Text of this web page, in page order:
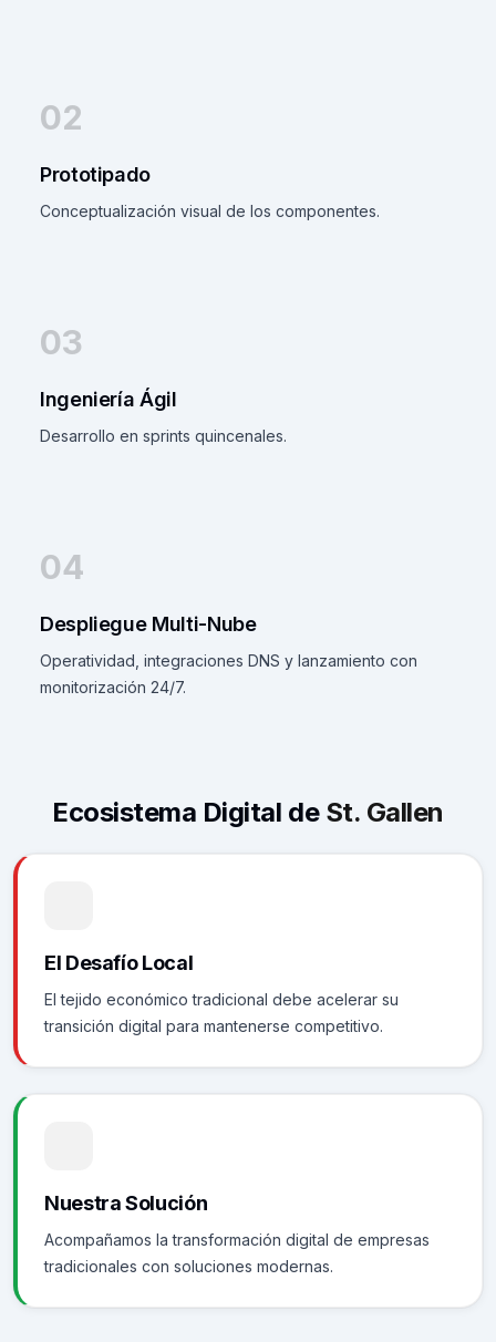
02
Prototipado
Conceptualización visual de los componentes.
03
Ingeniería Ágil
Desarrollo en sprints quincenales.
04
Despliegue Multi-Nube
Operatividad, integraciones DNS y lanzamiento con
monitorización 24/7.
Ecosistema Digital de St. Gallen
El Desafío Local
El tejido económico tradicional debe acelerar su
transición digital para mantenerse competitivo.
Nuestra Solución
Acompañamos la transformación digital de empresas
tradicionales con soluciones modernas.